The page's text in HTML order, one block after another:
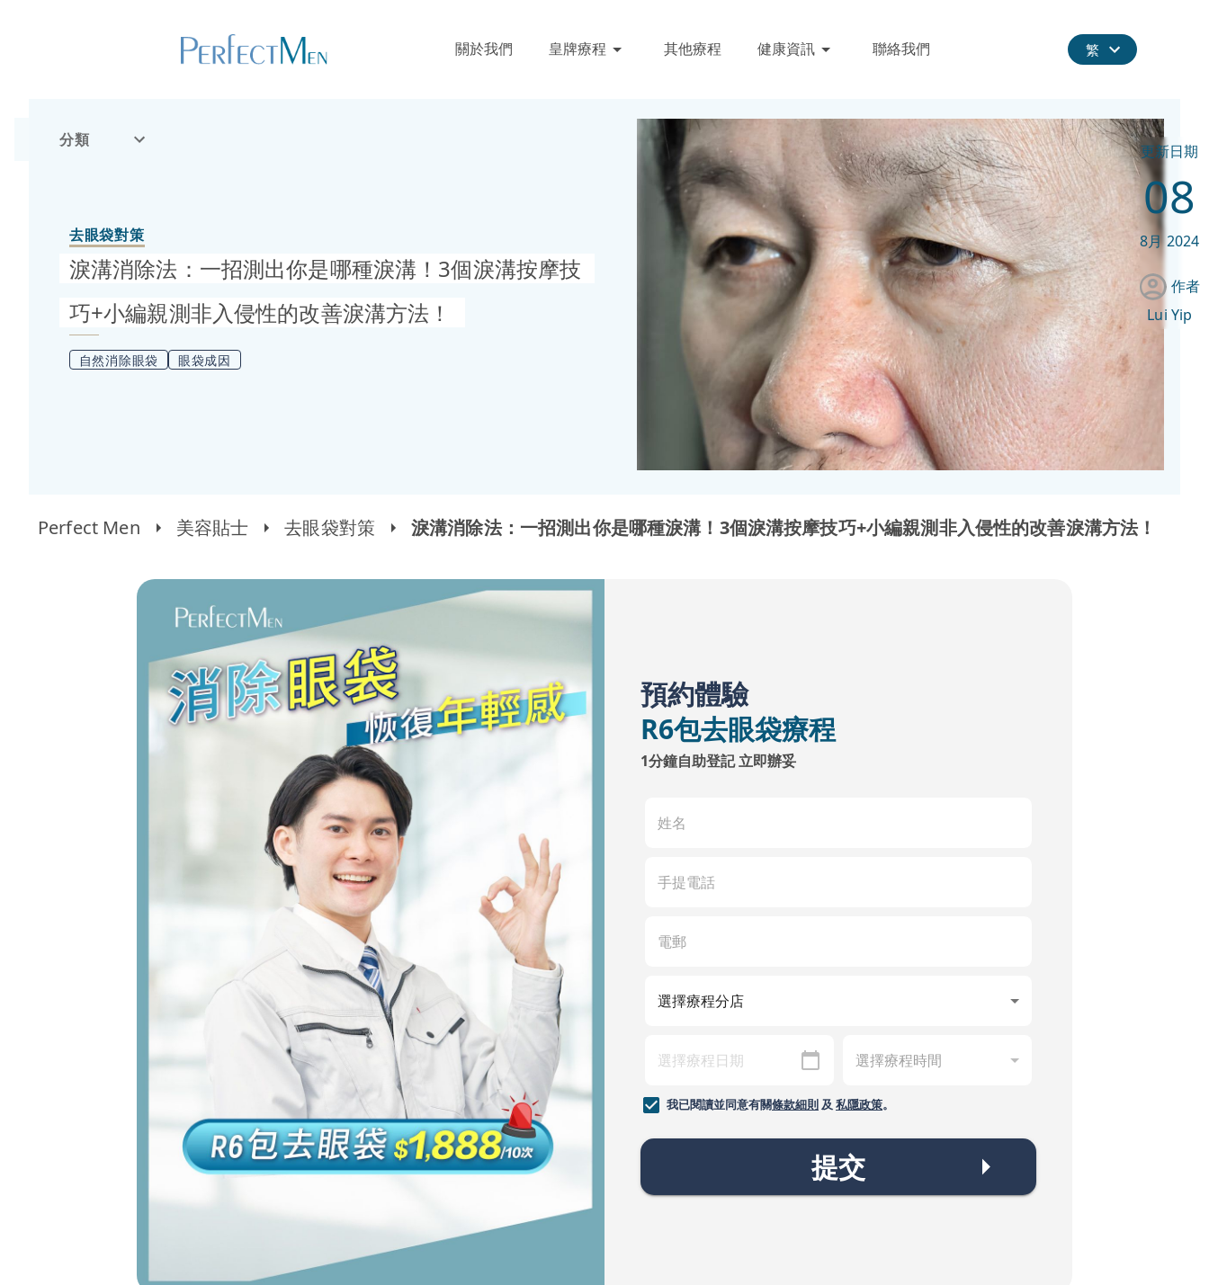
分類 更新日期
08
8月 2024
作者
Lui Yip
關於我們 皇牌療程 其他療程 健康資訊 聯絡我們 繁
去眼袋對策
淚溝消除法：一招測出你是哪種淚溝！3個淚溝按摩技
巧+小編親測非入侵性的改善淚溝方法！
自然消除眼袋 眼袋成因
Perfect Men 美容貼士 去眼袋對策 淚溝消除法：一招測出你是哪種淚溝！3個淚溝按摩技巧+小編親測非入侵性的改善淚溝方法！
預約體驗
R6包去眼袋療程
1分鐘自助登記 立即辦妥
我已閱讀並同意有關條款細則 及 私隱政策。
提交